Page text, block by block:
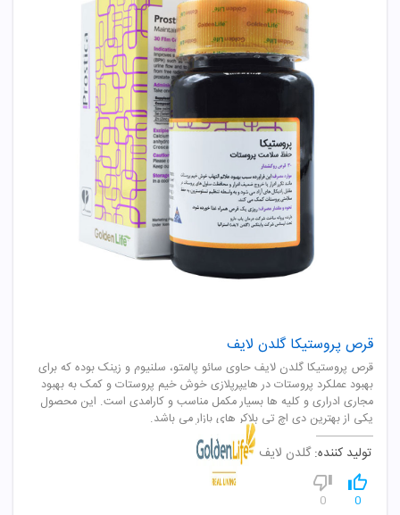
قرص پروستیکا گلدن لایف
قرص پروستیکا گلدن لایف حاوی سائو پالمتو، سلنیوم و زینک بوده که برای
بهبود عملکرد پروستات در هایپرپلازی خوش خیم پروستات و کمک به بهبود
مجاری ادراری و کلیه ها بسیار مکمل مناسب و کارامدی است. این محصول
یکی از بهترین دی اچ تی بلاکر های بازار می باشد.
تولید کننده: گلدن لایف
0
0